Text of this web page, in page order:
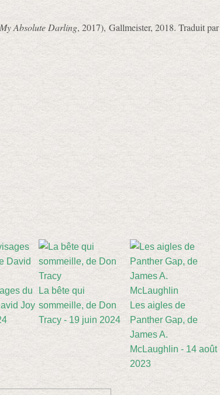
Absolute Darling, 2017), Gallmeister, 2018. Traduit par
du
Joy
La bête qui
sommeille, de Don
Tracy - 19 juin 2024
Les aigles de
Panther Gap, de
James A.
McLaughlin - 14 août
2023